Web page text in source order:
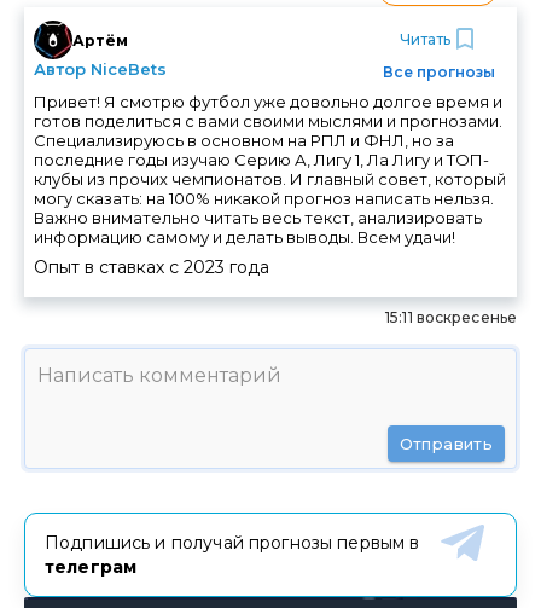
Артём
Автор NiceBets
Читать
Все прогнозы
Привет! Я смотрю футбол уже довольно долгое время и
готов поделиться с вами своими мыслями и прогнозами.
Специализируюсь в основном на РПЛ и ФНЛ, но за
последние годы изучаю Серию А, Лигу 1, Ла Лигу и ТОП-
клубы из прочих чемпионатов. И главный совет, который
могу сказать: на 100% никакой прогноз написать нельзя.
Важно внимательно читать весь текст, анализировать
информацию самому и делать выводы. Всем удачи!
Опыт в ставках с 2023 года
15:11 воскресенье
Отправить
Подпишись и получай прогнозы первым в
телеграм